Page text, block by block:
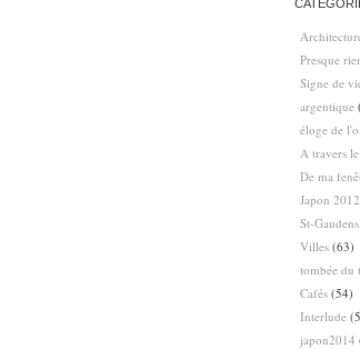
Presque
Signe de
argentique
éloge de
A travers
De ma
Japon 2012
St-Gaudens
Villes (63)
tombée du
Cafés (54)
Interlude
japon2014